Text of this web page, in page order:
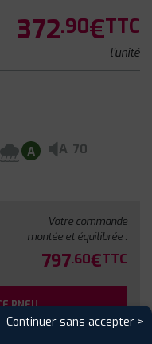
372.90€TTC
l'unité
A A 70
Votre commande
montée et équilibrée :
797.60€TTC
PNEU
en agence
Continuer sans accepter >